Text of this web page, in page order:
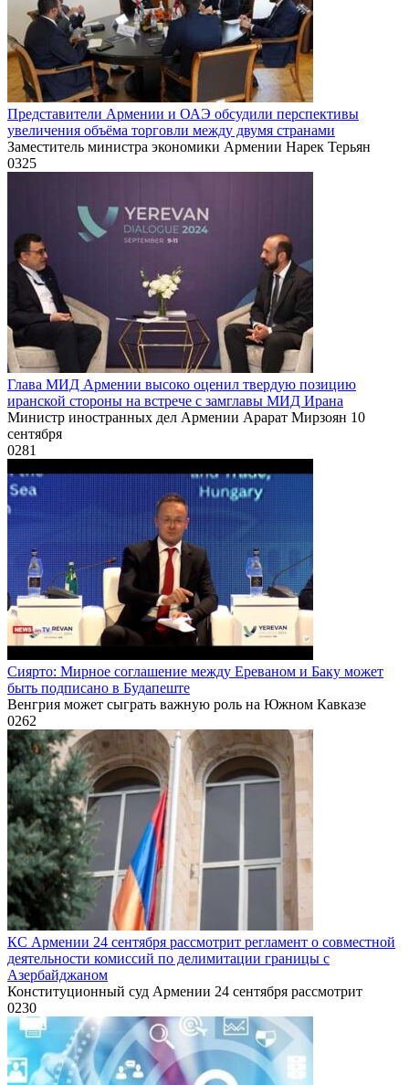
Представители Армении и ОАЭ обсудили перспективы
увеличения объёма торговли между двумя странами
Заместитель министра экономики Армении Нарек Терьян
0325
Глава МИД Армении высоко оценил твердую позицию
иранской стороны на встрече с замглавы МИД Ирана
Министр иностранных дел Армении Арарат Мирзоян 10
сентября
0281
Сиярто: Мирное соглашение между Ереваном и Баку может
быть подписано в Будапеште
Венгрия может сыграть важную роль на Южном Кавказе
0262
КС Армении 24 сентября рассмотрит регламент о совместной
деятельности комиссий по делимитации границы с
Азербайджаном
Конституционный суд Армении 24 сентября рассмотрит
0230